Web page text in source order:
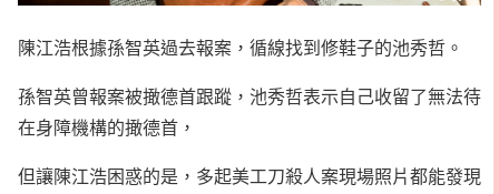
陳江浩根據孫智英過去報案，循線找到修鞋子的池秀哲。
孫智英曾報案被撖德首跟蹤，池秀哲表示自己收留了無法待
在身障機構的撖德首，
但讓陳江浩困惑的是，多起美工刀殺人案現場照片都能發現